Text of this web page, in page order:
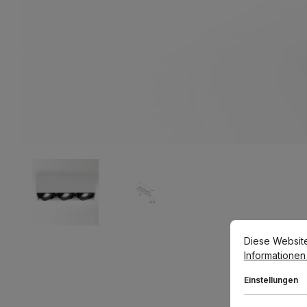
Cookie-
Diese Website
Diese
Informationen
Einstellungen